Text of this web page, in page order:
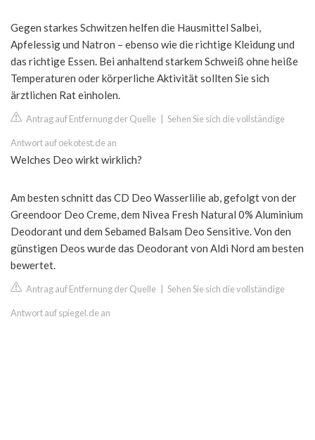
Gegen starkes Schwitzen helfen die Hausmittel Salbei,
Apfelessig und Natron – ebenso wie die richtige Kleidung und
das richtige Essen. Bei anhaltend starkem Schweiß ohne heiße
Temperaturen oder körperliche Aktivität sollten Sie sich
ärztlichen Rat einholen.
Antrag auf Entfernung der Quelle Sehen Sie sich die vollständige
Antwort auf oekotest.de an
Welches Deo wirkt wirklich?
Am besten schnitt das CD Deo Wasserlilie ab, gefolgt von der
Greendoor Deo Creme, dem Nivea Fresh Natural 0% Aluminium
Deodorant und dem Sebamed Balsam Deo Sensitive. Von den
günstigen Deos wurde das Deodorant von Aldi Nord am besten
bewertet.
Antrag auf Entfernung der Quelle Sehen Sie sich die vollständige
Antwort auf spiegel.de an